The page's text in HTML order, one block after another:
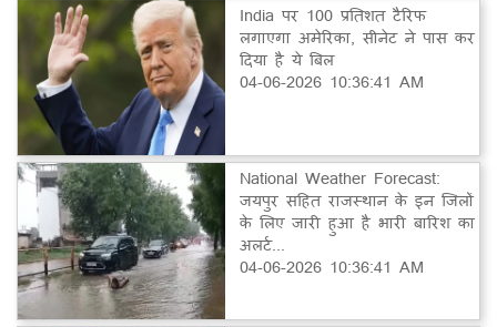
India पर 100 प्रतिशत टैरिफ
लगाएगा अमेरिका, सीनेट ने पास कर
दिया है ये बिल
04-06-2026 10:36:41 AM
National Weather Forecast:
जयपुर सहित राजस्थान के इन जिलों
के लिए जारी हुआ है भारी बारिश का
अलर्ट...
04-06-2026 10:36:41 AM